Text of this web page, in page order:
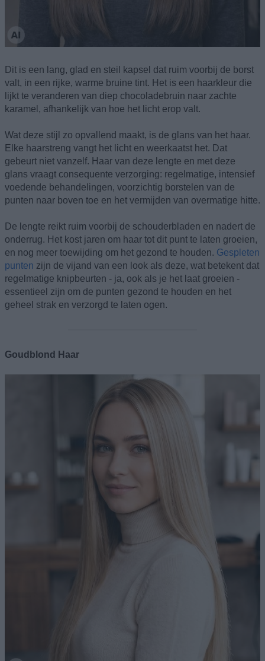
Dit is een lang, glad en steil kapsel dat ruim voorbij de borst
valt, in een rijke, warme bruine tint. Het is een haarkleur die
lijkt te veranderen van diep chocoladebruin naar zachte
karamel, afhankelijk van hoe het licht erop valt.
Wat deze stijl zo opvallend maakt, is de glans van het haar.
Elke haarstreng vangt het licht en weerkaatst het. Dat
gebeurt niet vanzelf. Haar van deze lengte en met deze
glans vraagt consequente verzorging: regelmatige, intensief
voedende behandelingen, voorzichtig borstelen van de
punten naar boven toe en het vermijden van overmatige hitte.
De lengte reikt ruim voorbij de schouderbladen en nadert de
onderrug. Het kost jaren om haar tot dit punt te laten groeien,
en nog meer toewijding om het gezond te houden. Gespleten
punten zijn de vijand van een look als deze, wat betekent dat
regelmatige knipbeurten - ja, ook als je het laat groeien -
essentieel zijn om de punten gezond te houden en het
geheel strak en verzorgd te laten ogen.
Goudblond Haar